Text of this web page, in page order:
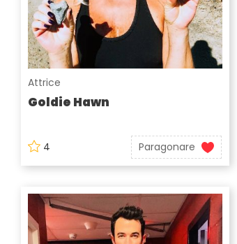
Attrice
Goldie Hawn
4 Paragonare